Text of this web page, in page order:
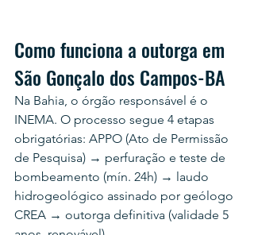
Como funciona a outorga em
São Gonçalo dos Campos-BA
Na Bahia, o órgão responsável é o
INEMA. O processo segue 4 etapas
obrigatórias: APPO (Ato de Permissão
de Pesquisa) → perfuração e teste de
bombeamento (mín. 24h) → laudo
hidrogeológico assinado por geólogo
CREA → outorga definitiva (validade 5